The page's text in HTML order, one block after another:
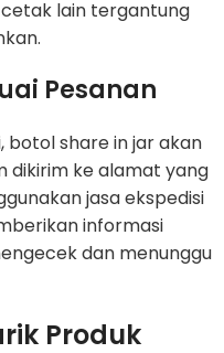
lain tergantung
Pesanan
botol share in jar akan
dikirim ke alamat yang
jasa ekspedisi
informasi
dan menunggu
Produk